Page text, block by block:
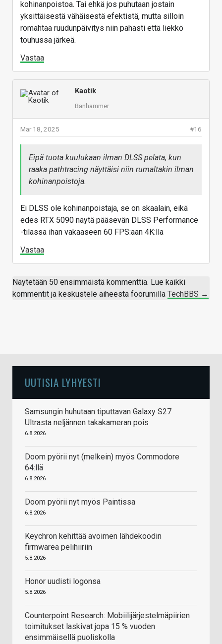
kohinanpoistoa. Tai ehkä jos puhutaan jostain
yksittäisestä vähäisestä efektistä, mutta silloin
romahtaa ruudunpäivitys niin pahasti että liekkö
touhussa järkeä.
Vastaa
Kaotik
Banhammer
#16
Mar 18, 2025
Eipä tuota kuulukaan ilman DLSS pelata, kun
raaka pathtracing näyttäisi niin rumaltakin ilman
kohinanpoistoja.
Ei DLSS ole kohinanpoistaja, se on skaalain, eikä
edes RTX 5090 näytä pääsevän DLSS Performance
-tilassa ihan vakaaseen 60 FPS:ään 4K:lla
Vastaa
Näytetään 50 ensimmäistä kommenttia. Lue kaikki
kommentit ja keskustele aiheesta foorumilla TechBBS →
UUTISIA LYHYESTI
Samsungin huhutaan tiputtavan Galaxy S27
Ultrasta neljännen takakameran pois
6.8.2026
Doom pyörii nyt (melkein) myös Commodore
64:llä
6.8.2026
Doom pyörii nyt myös Paintissa
6.8.2026
Keychron kehittää avoimen lähdekoodin
firmwarea pelihiiriin
5.8.2026
Honor uudisti logonsa
5.8.2026
Counterpoint Research: Mobiilijärjestelmäpiirien
toimitukset laskivat jopa 15 % vuoden
ensimmäisellä puoliskolla